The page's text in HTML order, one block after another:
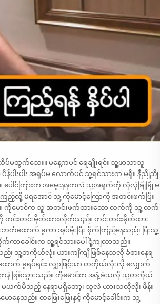
က်သေး။ မနေ့ကပင် ရေချိုးရင်း သူ့ဖာသာသူ
ပါးပါး အရုပ်မ လောက်ပင် သူ့ရင်သားက မရှိ။ နီညိုညို
ါင်ကြားက အမွေးနုနုကလဲ သူ့အရှက်ကို လုံလုံခြုံခြုံ မ
ြည့်လို့ မရအောင် သူ့ ကိုမောင့်ကြောကို အတင်းဖက်ပြီး
ကိုမောင်က သူ အတင်းဖက်ထားသော လက်ကို သူ့ လက်
င်းတင်းမှိတ်ထားလိုက်သည်။ တင်းတင်းမှိတ်ထား
ထောက် ခွကာ အုပ်မိုးပြီး စိုက်ကြည့်နေသည်၊ ပြီးသူ့
ာခေါင်းက သူ့ရင်သားပေါ် ငုံ့ကျလာသည်။
သူ့တကိုယ်လုံး ယားကျိကျိ ဖြစ်နေသလို ခံစားနေရ
က် ခွရပ်ရင်း လျှာဖြင့်သာ တကိုယ်လုံးလို လျှောက်
နဲ ဖြစ်သွားသည်။ ကိုမောင်က အနံ့ ခံသလို သူ့တကိုယ်
ယက်မိသည့် နေရာမရှိတော့၊ သူလဲ ယားသလိုလို၊ ဖိန်း
သည်။ တဖြေးဖြေးနှင့် ကိုမောင့်ခေါင်းက သူ့